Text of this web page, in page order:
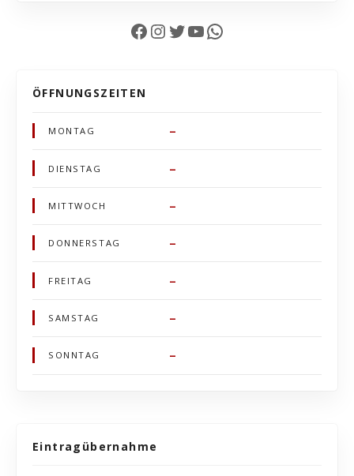
Facebook InstagramTwitter YouTube WhatsApp
ÖFFNUNGSZEITEN
MONTAG –
DIENSTAG –
MITTWOCH –
DONNERSTAG –
FREITAG –
SAMSTAG –
SONNTAG –
Eintragübernahme